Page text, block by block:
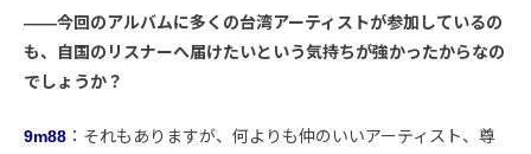
――今回のアルバムに多くの台湾アーティストが参加しているの
も、自国のリスナーへ届けたいという気持ちが強かったからなの
でしょうか？
9m88 ：それもありますが、何よりも仲のいいアーティスト、尊